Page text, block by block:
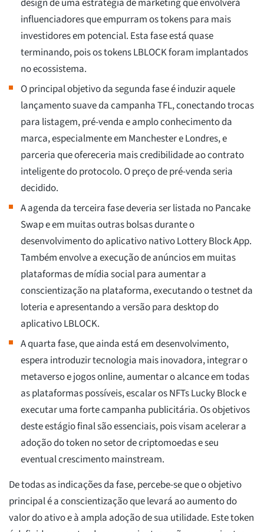
design de uma estratégia de marketing que envolverá
influenciadores que empurram os tokens para mais
investidores em potencial. Esta fase está quase
terminando, pois os tokens LBLOCK foram implantados
no ecossistema.
O principal objetivo da segunda fase é induzir aquele
lançamento suave da campanha TFL, conectando trocas
para listagem, pré-venda e amplo conhecimento da
marca, especialmente em Manchester e Londres, e
parceria que ofereceria mais credibilidade ao contrato
inteligente do protocolo. O preço de pré-venda seria
decidido.
A agenda da terceira fase deveria ser listada no Pancake
Swap e em muitas outras bolsas durante o
desenvolvimento do aplicativo nativo Lottery Block App.
Também envolve a execução de anúncios em muitas
plataformas de mídia social para aumentar a
conscientização na plataforma, executando o testnet da
loteria e apresentando a versão para desktop do
aplicativo LBLOCK.
A quarta fase, que ainda está em desenvolvimento,
espera introduzir tecnologia mais inovadora, integrar o
metaverso e jogos online, aumentar o alcance em todas
as plataformas possíveis, escalar os NFTs Lucky Block e
executar uma forte campanha publicitária. Os objetivos
deste estágio final são essenciais, pois visam acelerar a
adoção do token no setor de criptomoedas e seu
eventual crescimento mainstream.
De todas as indicações da fase, percebe-se que o objetivo
principal é a conscientização que levará ao aumento do
valor do ativo e à ampla adoção de sua utilidade. Este token